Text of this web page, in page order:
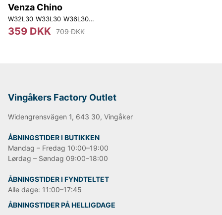
Venza Chino
W32L30 W33L30 W36L30 W32L32
359 DKK 709 DKK
Vingåkers Factory Outlet
Widengrensvägen 1, 643 30, Vingåker
ÅBNINGSTIDER I BUTIKKEN
Mandag – Fredag 10:00–19:00
Lørdag – Søndag 09:00–18:00
ÅBNINGSTIDER I FYNDTELTET
Alle dage: 11:00–17:45
ÅBNINGSTIDER PÅ HELLIGDAGE